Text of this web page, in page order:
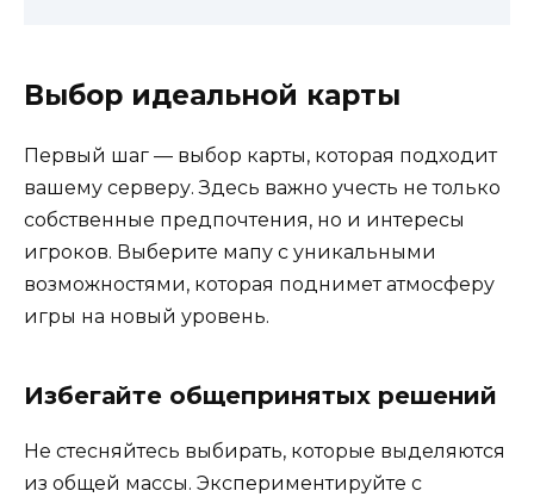
Выбор идеальной карты
Первый шаг — выбор карты, которая подходит
вашему серверу. Здесь важно учесть не только
собственные предпочтения, но и интересы
игроков. Выберите мапу с уникальными
возможностями, которая поднимет атмосферу
игры на новый уровень.
Избегайте общепринятых решений
Не стесняйтесь выбирать, которые выделяются
из общей массы. Экспериментируйте с